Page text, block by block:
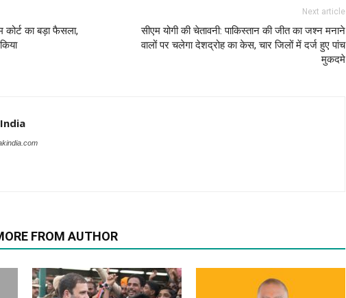
का बड़ा फैसला,
Next article
सीएम योगी की चेतावनी: पाकिस्तान की जीत का जश्न मनाने
वालों पर चलेगा देशद्रोह का केस, चार जिलों में दर्ज हुए पांच
मुकदमे
FROM AUTHOR